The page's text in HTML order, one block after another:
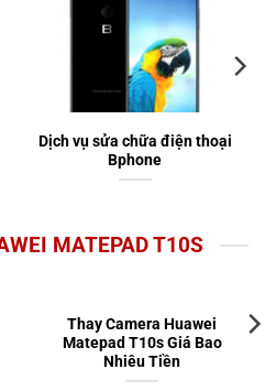
Dịch vụ sửa chữa điện thoại
Bphone
MATEPAD T10S
Thay Camera Huawei
Matepad T10s Giá Bao
Nhiêu Tiền